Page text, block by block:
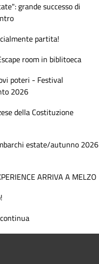
grande successo di
partita!
room in biblitoeca
poteri - Festival
2026
della Costituzione
estate/autunno 2026
ARRIVA A MELZO